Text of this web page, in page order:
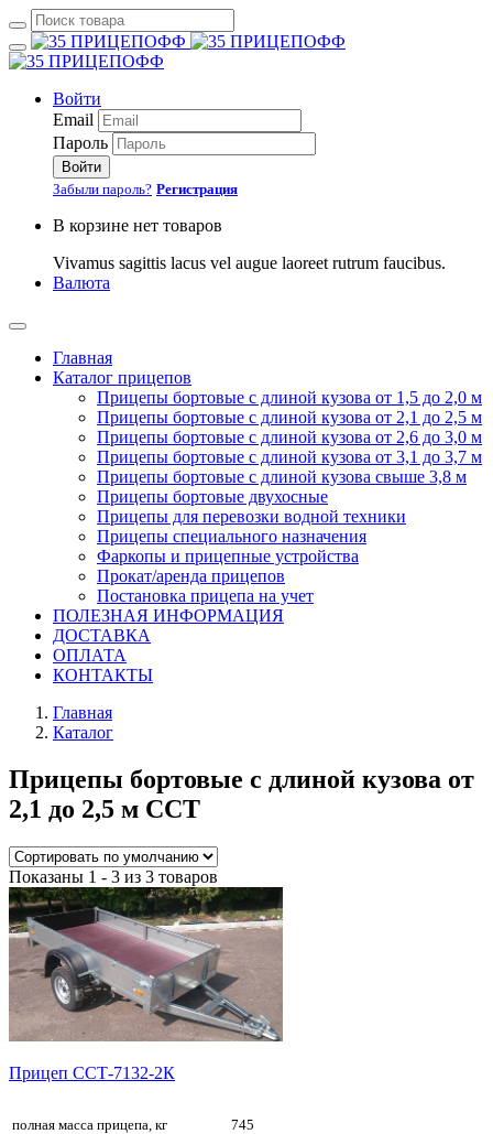
Войти
Email
Пароль
Войти
Забыли пароль? Регистрация
В корзине нет товаров
Vivamus sagittis lacus vel augue laoreet rutrum faucibus.
Валюта
Главная
Каталог прицепов
Прицепы бортовые с длиной кузова от 1,5 до 2,0 м
Прицепы бортовые с длиной кузова от 2,1 до 2,5 м
Прицепы бортовые с длиной кузова от 2,6 до 3,0 м
Прицепы бортовые с длиной кузова от 3,1 до 3,7 м
Прицепы бортовые с длиной кузова свыше 3,8 м
Прицепы бортовые двухосные
Прицепы для перевозки водной техники
Прицепы специального назначения
Фаркопы и прицепные устройства
Прокат/аренда прицепов
Постановка прицепа на учет
ПОЛЕЗНАЯ ИНФОРМАЦИЯ
ДОСТАВКА
ОПЛАТА
КОНТАКТЫ
Главная
Каталог
Прицепы бортовые с длиной кузова от
2,1 до 2,5 м ССТ
Показаны 1 - 3 из 3 товаров
Прицеп ССТ-7132-2К
полная масса прицепа, кг 745